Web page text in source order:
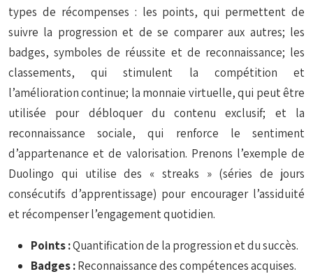
types de récompenses : les points, qui permettent de
suivre la progression et de se comparer aux autres; les
badges, symboles de réussite et de reconnaissance; les
classements, qui stimulent la compétition et
l’amélioration continue; la monnaie virtuelle, qui peut être
utilisée pour débloquer du contenu exclusif; et la
reconnaissance sociale, qui renforce le sentiment
d’appartenance et de valorisation. Prenons l’exemple de
Duolingo qui utilise des « streaks » (séries de jours
consécutifs d’apprentissage) pour encourager l’assiduité
et récompenser l’engagement quotidien.
Points :Quantification de la progression et du succès.
Badges :Reconnaissance des compétences acquises.